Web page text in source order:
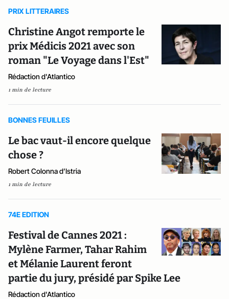
PRIX LITTERAIRES
Christine Angot remporte le
prix Médicis 2021 avec son
roman "Le Voyage dans l'Est"
Rédaction d'Atlantico
1 min de lecture
BONNES FEUILLES
Le bac vaut-il encore quelque
chose ?
Robert Colonna d’Istria
1 min de lecture
74E EDITION
Festival de Cannes 2021 :
Mylène Farmer, Tahar Rahim
et Mélanie Laurent feront
partie du jury, présidé par Spike Lee
Rédaction d'Atlantico